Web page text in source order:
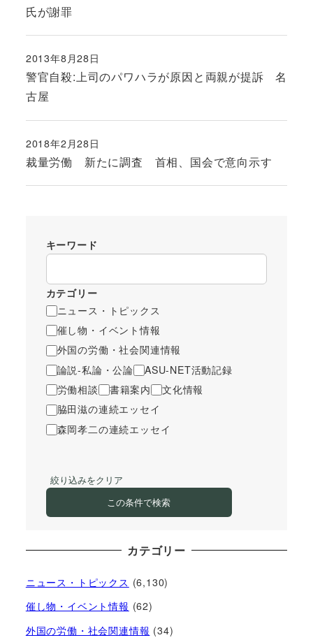
氏が謝罪
警官自殺:上司のパワハラが原因と両親が提訴 名
古屋
投稿日
2013年8月28日
裁量労働 新たに調査 首相、国会で意向示す
投稿日
2018年2月28日
キーワード
カテゴリー
ニュース・トピックス
催し物・イベント情報
外国の労働・社会関連情報
論説-私論・公論
ASU-NET活動記録
労働相談
書籍案内
文化情報
脇田滋の連続エッセイ
森岡孝二の連続エッセイ
絞り込みをクリア
この条件で検索
カテゴリー
ニュース・トピックス (6,130)
催し物・イベント情報 (62)
外国の労働・社会関連情報 (34)